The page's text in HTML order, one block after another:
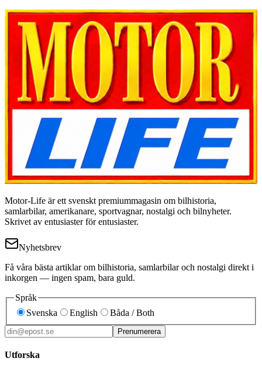
Motor-Life är ett svenskt premiummagasin om bilhistoria,
samlarbilar, amerikanare, sportvagnar, nostalgi och bilnyheter.
Skrivet av entusiaster för entusiaster.
Nyhetsbrev
Få våra bästa artiklar om bilhistoria, samlarbilar och nostalgi direkt i
inkorgen — ingen spam, bara guld.
Språk
Svenska
English Båda / Both
Prenumerera
Utforska